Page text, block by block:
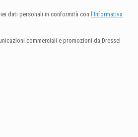
dati personali in conformità con l'Informativa
commerciali e promozioni da Dressel